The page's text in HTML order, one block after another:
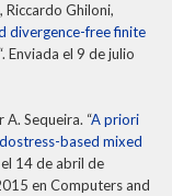
, Riccardo Ghiloni,
divergence-free finite
“. Enviada el 9 de julio
A. Sequeira. “A priori
based mixed
el 14 de abril de
en Computers and